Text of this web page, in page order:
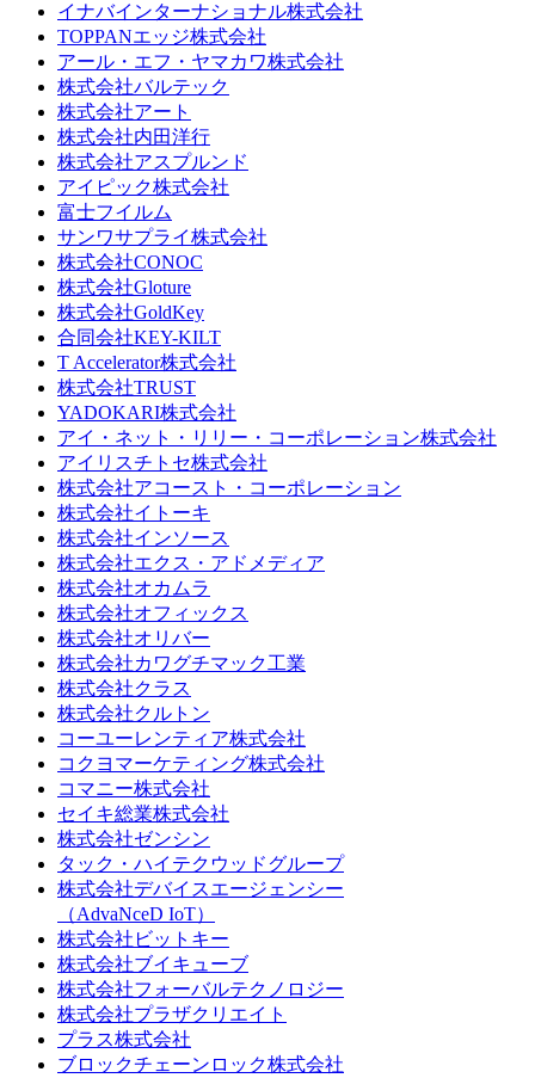
イナバインターナショナル株式会社
TOPPANエッジ株式会社
アール・エフ・ヤマカワ株式会社
株式会社バルテック
株式会社アート
株式会社内田洋行
株式会社アスプルンド
アイピック株式会社
富士フイルム
サンワサプライ株式会社
株式会社CONOC
株式会社Gloture
株式会社GoldKey
合同会社KEY-KILT
T Accelerator株式会社
株式会社TRUST
YADOKARI株式会社
アイ・ネット・リリー・コーポレーション株式会社
アイリスチトセ株式会社
株式会社アコースト・コーポレーション
株式会社イトーキ
株式会社インソース
株式会社エクス・アドメディア
株式会社オカムラ
株式会社オフィックス
株式会社オリバー
株式会社カワグチマック工業
株式会社クラス
株式会社クルトン
コーユーレンティア株式会社
コクヨマーケティング株式会社
コマニー株式会社
セイキ総業株式会社
株式会社ゼンシン
タック・ハイテクウッドグループ
株式会社デバイスエージェンシー
（AdvaNceD IoT）
株式会社ビットキー
株式会社ブイキューブ
株式会社フォーバルテクノロジー
株式会社プラザクリエイト
プラス株式会社
ブロックチェーンロック株式会社